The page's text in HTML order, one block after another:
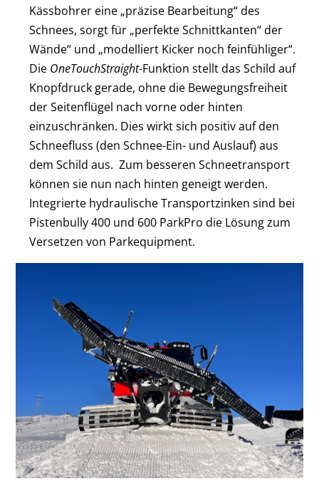
Kässbohrer eine „präzise Bearbeitung“ des
Schnees, sorgt für „perfekte Schnittkanten“ der
Wände“ und „modelliert Kicker noch feinfühliger“.
Die OneTouchStraight-Funktion stellt das Schild auf
Knopfdruck gerade, ohne die Bewegungsfreiheit
der Seitenflügel nach vorne oder hinten
einzuschränken. Dies wirkt sich positiv auf den
Schneefluss (den Schnee-Ein- und Auslauf) aus
dem Schild aus. Zum besseren Schneetransport
können sie nun nach hinten geneigt werden.
Integrierte hydraulische Transportzinken sind bei
Pistenbully 400 und 600 ParkPro die Lösung zum
Versetzen von Parkequipment.